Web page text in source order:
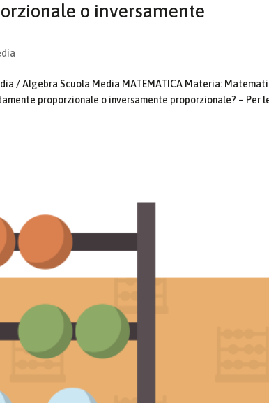
o inversamente
/ Algebra Scuola Media MATEMATICA Materia:
proporzionale o inversamente proporzionale? – Per